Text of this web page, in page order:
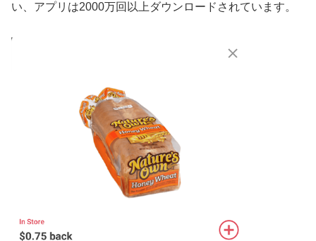
い、アプリは2000万回以上ダウンロードされています。